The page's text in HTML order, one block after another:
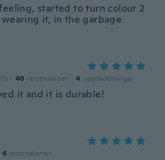
started to turn colour 2
it, in the garbage
· 40 recensioner · 4 uppladdningar
it and it is durable!
6 recensioner